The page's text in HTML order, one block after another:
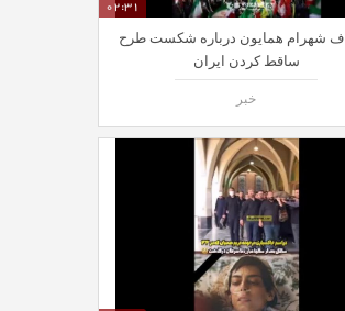
02:31
شهرام همایون درباره شکست طرح
ساقط کردن ایران
خبر